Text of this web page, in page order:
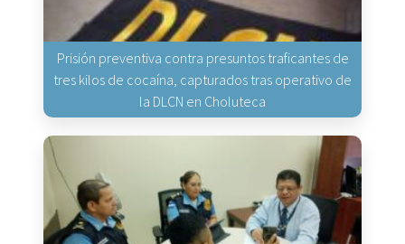
Prisión preventiva contra presuntos traficantes de
tres kilos de cocaína, capturados tras operativo de
la DLCN en Choluteca